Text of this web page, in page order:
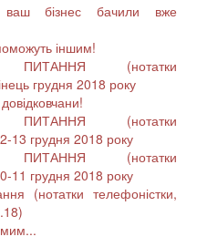
бізнес бачили вже
іншим!
ПИТАННЯ (нотатки
грудня 2018 року
ПИТАННЯ (нотатки
13 грудня 2018 року
ПИТАННЯ (нотатки
11 грудня 2018 року
(нотатки телефоністки,